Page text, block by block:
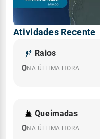
Atividades Recente
Raios
0NA ÚLTIMA HORA
Queimadas
0NA ÚLTIMA HORA